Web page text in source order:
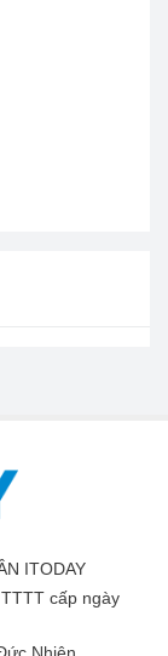
ITODAY
cấp ngày